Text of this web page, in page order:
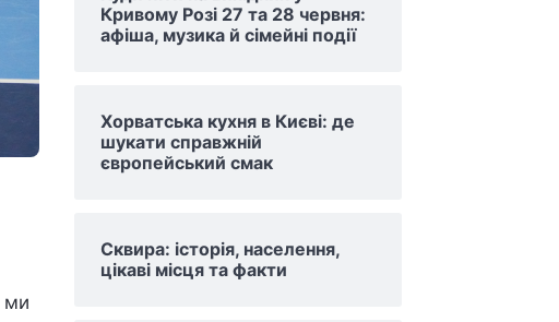
ми
Кривому Розі 27 та 28 червня:
афіша, музика й сімейні події
Хорватська кухня в Києві: де
шукати справжній
європейський смак
Сквира: історія, населення,
цікаві місця та факти